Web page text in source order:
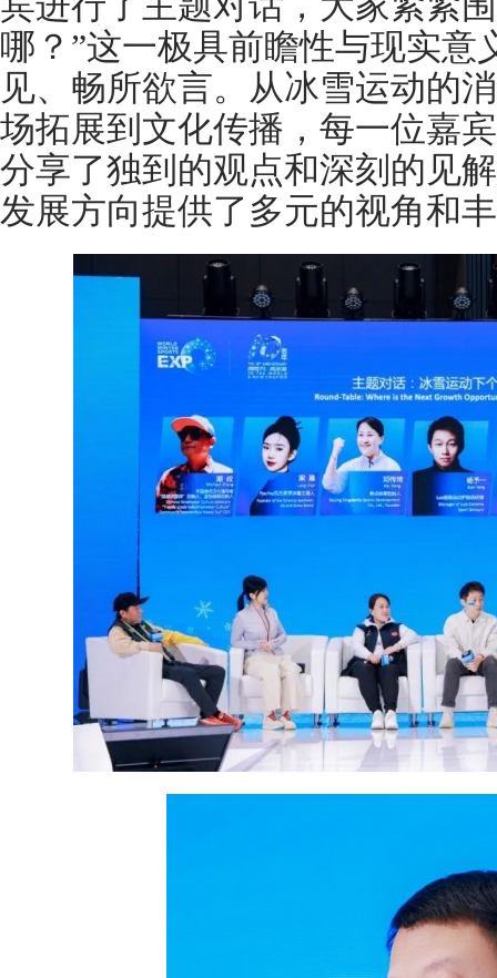
哪？”这一极具前瞻性与现实意
见、畅所欲言。从冰雪运动的
场拓展到文化传播，每一位嘉
分享了独到的观点和深刻的见
发展方向提供了多元的视角和